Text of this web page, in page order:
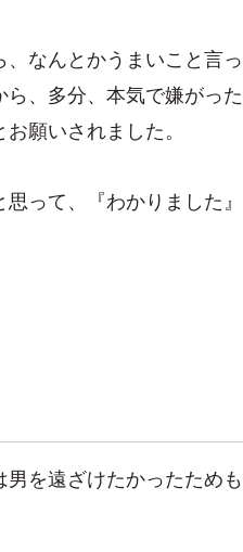
なんとかうまいこと言っ
、多分、本気で嫌がった
願いされました。
って、『わかりました』
を遠ざけたかったためも